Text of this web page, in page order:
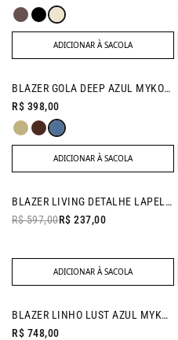
ADICIONAR À SACOLA
NEW IN
BLAZER GOLA DEEP AZUL MYKONOS
R$ 398,00
ADICIONAR À SACOLA
BAZAR
BLAZER LIVING DETALHE LAPELA FUCSIA
R$ 597,00R$ 237,00
ADICIONAR À SACOLA
NEW IN
BLAZER LINHO LUST AZUL MYKONOS
R$ 748,00